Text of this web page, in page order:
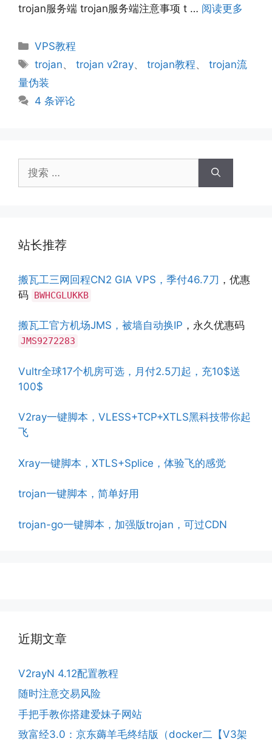
trojan服务端 trojan服务端注意事项 t … 阅读更多
分
类
VPS教程
标
签
trojan、trojan v2ray、trojan教程、trojan流
量伪装
4 条评论
索：
站长推荐
搬瓦工三网回程CN2 GIA VPS，季付46.7刀 ，优惠
码 BWHCGLUKKB
搬瓦工官方机场JMS，被墙自动换IP ，永久优惠码
JMS9272283
Vultr全球17个机房可选，月付2.5刀起，充10$送
100$
V2ray一键脚本，VLESS+TCP+XTLS黑科技带你起
飞
Xray一键脚本，XTLS+Splice，体验飞的感觉
trojan一键脚本，简单好用
trojan-go一键脚本，加强版trojan，可过CDN
近期文章
V2rayN 4.12配置教程
随时注意交易风险
手把手教你搭建爱妹子网站
致富经3.0：京东薅羊毛终结版（docker二【V3架